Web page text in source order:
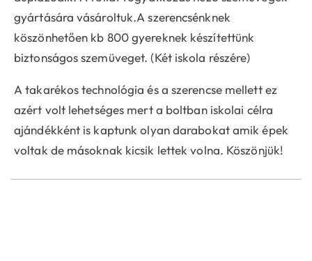
gyártására vásároltuk.A szerencsénknek
köszönhetően kb 800 gyereknek készítettünk
biztonságos szemüveget. (Két iskola részére)
A takarékos technológia és a szerencse mellett ez
azért volt lehetséges mert a boltban iskolai célra
ajándékként is kaptunk olyan darabokat amik épek
voltak de másoknak kicsik lettek volna. Köszönjük!